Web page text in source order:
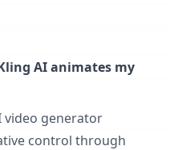
AI animates my
video generator
control through